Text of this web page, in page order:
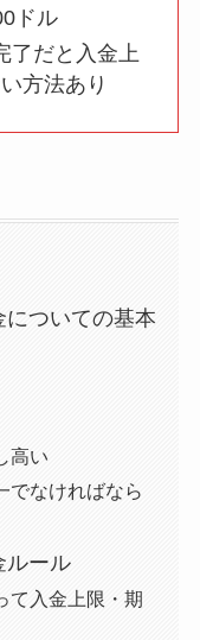
ドル
了だと入金上
方法あり
ついての基本
高い
でなければなら
ルール
て入金上限・期